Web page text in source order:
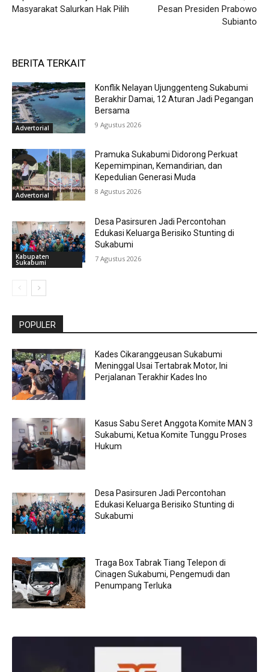
Masyarakat Salurkan Hak Pilih
Pesan Presiden Prabowo
Subianto
BERITA TERKAIT
Advertorial
Konflik Nelayan Ujunggenteng Sukabumi
Berakhir Damai, 12 Aturan Jadi Pegangan
Bersama
9 Agustus 2026
Advertorial
Pramuka Sukabumi Didorong Perkuat
Kepemimpinan, Kemandirian, dan
Kepedulian Generasi Muda
8 Agustus 2026
Kabupaten
Sukabumi
Desa Pasirsuren Jadi Percontohan
Edukasi Keluarga Berisiko Stunting di
Sukabumi
7 Agustus 2026
POPULER
Kades Cikaranggeusan Sukabumi
Meninggal Usai Tertabrak Motor, Ini
Perjalanan Terakhir Kades Ino
Kasus Sabu Seret Anggota Komite MAN 3
Sukabumi, Ketua Komite Tunggu Proses
Hukum
Desa Pasirsuren Jadi Percontohan
Edukasi Keluarga Berisiko Stunting di
Sukabumi
Traga Box Tabrak Tiang Telepon di
Cinagen Sukabumi, Pengemudi dan
Penumpang Terluka